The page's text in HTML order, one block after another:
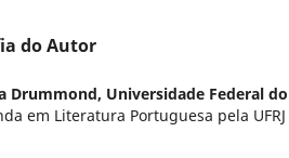
do Autor
Drummond, Universidade Federal
em Literatura Portuguesa pela UFRJ